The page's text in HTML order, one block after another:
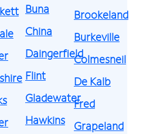
Buna
China
Daingerfield
Flint
Gladewater
Hawkins
Brookeland
Burkeville
Colmesneil
De Kalb
Fred
Grapeland